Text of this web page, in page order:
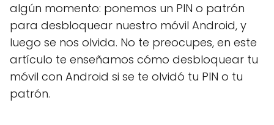
algún momento: ponemos un PIN o patrón
para desbloquear nuestro móvil Android, y
luego se nos olvida. No te preocupes, en este
artículo te enseñamos cómo desbloquear tu
móvil con Android si se te olvidó tu PIN o tu
patrón.